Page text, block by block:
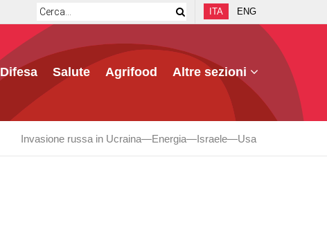
ITA ENG
Difesa Salute Agrifood Altre sezioni
Invasione russa in Ucraina Energia Israele Usa